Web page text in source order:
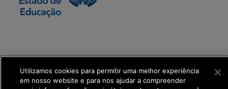
Transformação Digital
get_footer();
Utilizamos cookies para permitir uma melhor experiência
em nosso website e para nos ajudar a compreender